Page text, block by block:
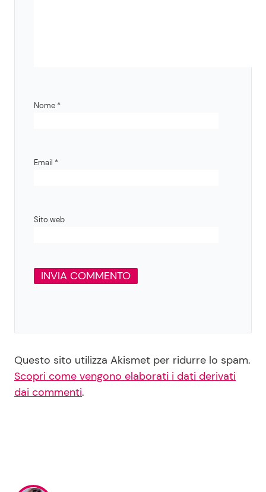
Nome *
Email *
Sito web
Questo sito utilizza Akismet per ridurre lo spam.
Scopri come vengono elaborati i dati derivati
dai commenti.